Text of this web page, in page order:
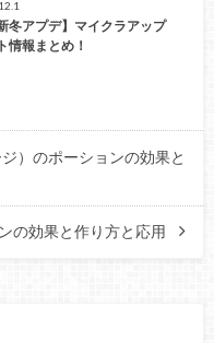
冬アプデ】マイクラアップ
情報まとめ！
）のポーションの効果と
の効果と作り方と応用